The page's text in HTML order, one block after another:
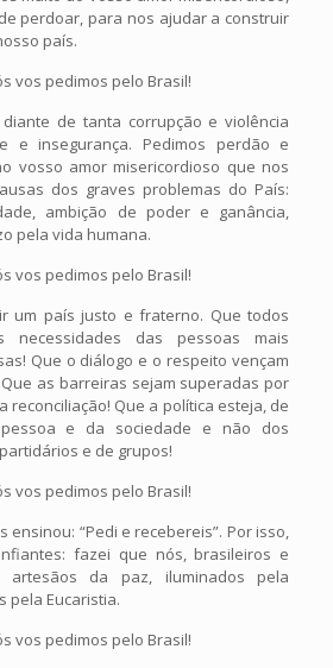
perdoar, para nos ajudar a construir
país.
vos pedimos pelo Brasil!
diante de tanta corrupção e violência
e insegurança. Pedimos perdão e
vosso amor misericordioso que nos
dos graves problemas do País:
ambição de poder e ganância,
pela vida humana.
vos pedimos pelo Brasil!
um país justo e fraterno. Que todos
necessidades das pessoas mais
Que o diálogo e o respeito vençam
as barreiras sejam superadas por
reconciliação! Que a política esteja, de
e da sociedade e não dos
e de grupos!
vos pedimos pelo Brasil!
ensinou: “Pedi e recebereis”. Por isso,
fazei que nós, brasileiros e
artesãos da paz, iluminados pela
pela Eucaristia.
vos pedimos pelo Brasil!